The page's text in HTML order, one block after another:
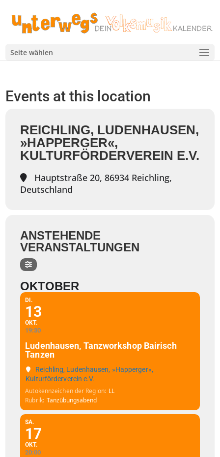
Seite wählen
Events at this location
REICHLING, LUDENHAUSEN,
»HAPPERGER«,
KULTURFÖRDERVEREIN E.V.
Hauptstraße 20, 86934 Reichling,
Deutschland
ANSTEHENDE
VERANSTALTUNGEN
OKTOBER
DI.
13
OKT.
19:30
Ludenhausen, Tanzworkshop Bairisch
Tanzen
Reichling, Ludenhausen, »Happerger«,
Kulturförderverein e.V.
Autokennzeichen der Region LL
Rubrik Tanzübungsabend
SA.
17
OKT.
20:00